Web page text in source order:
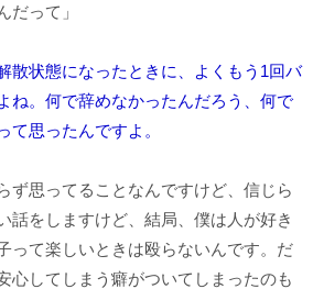
だって」
状態になったときに、よくもう1回バ
ね。何で辞めなかったんだろう、何で
て思ったんですよ。
ず思ってることなんですけど、信じら
話をしますけど、結局、僕は人が好き
って楽しいときは殴らないんです。だ
心してしまう癖がついてしまったのも